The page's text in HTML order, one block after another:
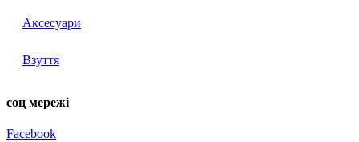
Аксесуари
Взуття
соц мережі
Facebook